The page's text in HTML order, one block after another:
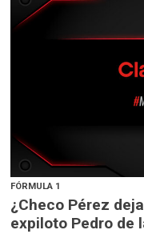
FÓRMULA 1
¿Checo Pérez
expiloto Pedro de